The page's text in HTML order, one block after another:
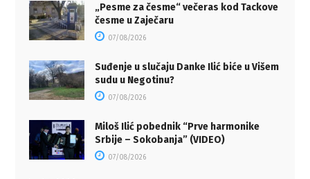
„Pesme za česme“ večeras kod Tackove
česme u Zaječaru
07/08/2026
Suđenje u slučaju Danke Ilić biće u Višem
sudu u Negotinu?
07/08/2026
Miloš Ilić pobednik “Prve harmonike
Srbije – Sokobanja” (VIDEO)
07/08/2026